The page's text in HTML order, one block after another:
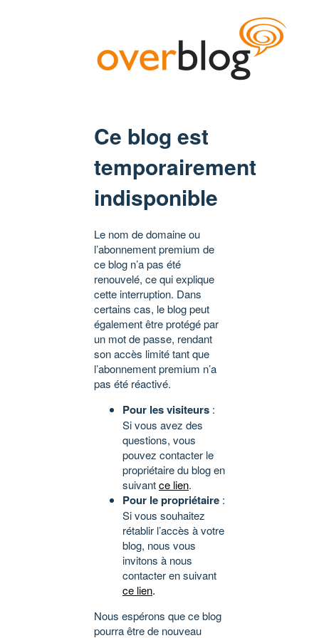
Ce blog est
temporairement
indisponible
Le nom de domaine ou
l’abonnement premium de
ce blog n’a pas été
renouvelé, ce qui explique
cette interruption. Dans
certains cas, le blog peut
également être protégé par
un mot de passe, rendant
son accès limité tant que
l’abonnement premium n’a
pas été réactivé.
Pour les visiteurs :
Si vous avez des
questions, vous
pouvez contacter le
propriétaire du blog en
suivantce lien.
Pour le propriétaire :
Si vous souhaitez
rétablir l’accès à votre
blog, nous vous
invitons à nous
contacter en suivant
ce lien.
Nous espérons que ce blog
pourra être de nouveau